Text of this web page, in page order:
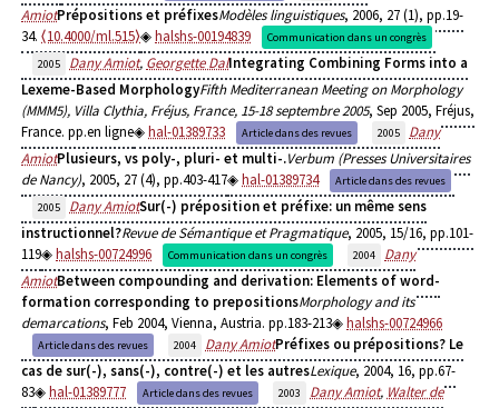
AmiotPrépositions et préfixesModèles linguistiques, 2006, 27 (1), pp.19-
34. ⟨10.4000/ml.515⟩ halshs-00194839
Communication dans un congrès
2005
Dany Amiot, Georgette DalIntegrating Combining Forms into a
Lexeme-Based MorphologyFifth Mediterranean Meeting on Morphology
(MMM5), Villa Clythia, Fréjus, France, 15-18 septembre 2005, Sep 2005, Fréjus,
France. pp.en ligne
hal-01389733 Article dans des revues 2005
Dany
AmiotPlusieurs, vs poly-, pluri- et multi-.Verbum (Presses Universitaires
de Nancy), 2005, 27 (4), pp.403-417 hal-01389734
Article dans des revues
2005
Dany AmiotSur(-) préposition et préfixe: un même sens
instructionnel?Revue de Sémantique et Pragmatique, 2005, 15/16, pp.101-
119
halshs-00724996 Communication dans un congrès 2004
Dany
AmiotBetween compounding and derivation: Elements of word-
formation corresponding to prepositionsMorphology and its
demarcations, Feb 2004, Vienna, Austria. pp.183-213 halshs-00724966
Article dans des revues 2004 Dany AmiotPréfixes ou prépositions? Le
cas de sur(-), sans(-), contre(-) et les autresLexique, 2004, 16, pp.67-
83
hal-01389777 Article dans des revues 2003 Dany Amiot, Walter de